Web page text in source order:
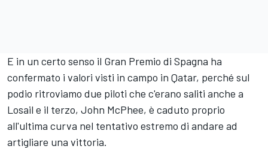
E in un certo senso il Gran Premio di Spagna ha
confermato i valori visti in campo in Qatar, perché sul
podio ritroviamo due piloti che c'erano saliti anche a
Losail e il terzo, John McPhee, è caduto proprio
all'ultima curva nel tentativo estremo di andare ad
artigliare una vittoria.